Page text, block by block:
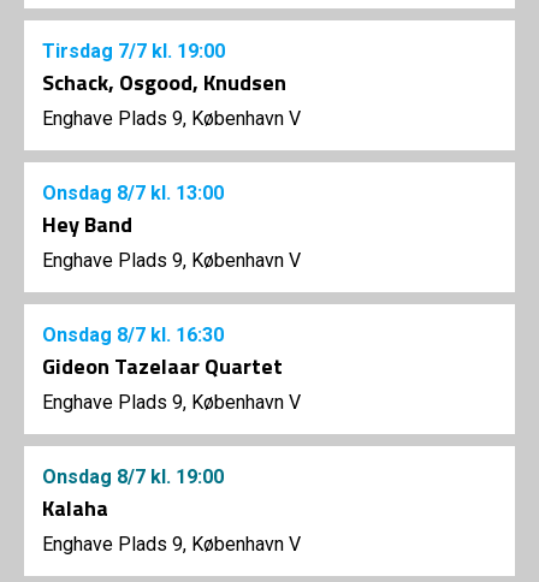
Tirsdag 7/7 kl. 19:00
Schack, Osgood, Knudsen
Enghave Plads 9, København V
Onsdag 8/7 kl. 13:00
Hey Band
Enghave Plads 9, København V
Onsdag 8/7 kl. 16:30
Gideon Tazelaar Quartet
Enghave Plads 9, København V
Onsdag 8/7 kl. 19:00
Kalaha
Enghave Plads 9, København V